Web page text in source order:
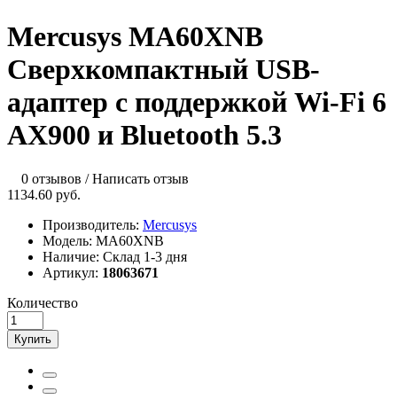
Mercusys MA60XNB
Сверхкомпактный USB-
адаптер с поддержкой Wi-Fi 6
AX900 и Bluetooth 5.3
0 отзывов /Написать отзыв
1134.60 руб.
Производитель: Mercusys
Модель: MA60XNB
Наличие: Склад 1-3 дня
Артикул: 18063671
Количество
Купить